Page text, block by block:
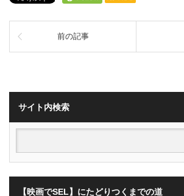
前の記事
サイト内検索
【映画でSEL】にたどりつくまでの道